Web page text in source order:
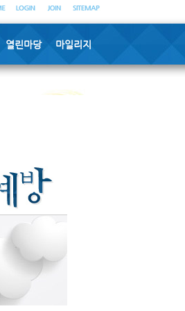
열린마당 마일리지